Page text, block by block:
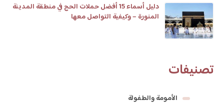
دليل أسماء 15 أفضل حملات الحج في منطقة المدينة
المنورة – وكيفية التواصل معها
تصنيفات
الأمومة والطفولة